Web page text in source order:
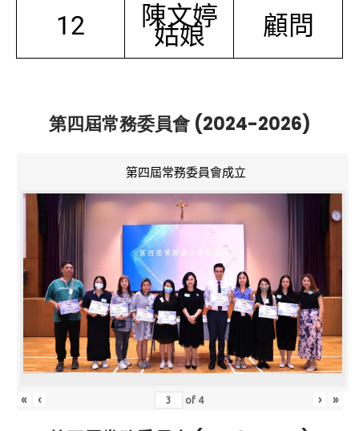
12 陳文婷
姑娘 顧問
第四屆常務委員會 (2024-2026)
第四屆常務委員會成立
« ‹ of 4 › »